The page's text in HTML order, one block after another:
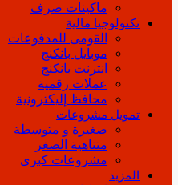
ماكينات صرف
تكنولوجيا مالية
القومى للمدفوعات
موبايل بانكنج
انترنت بانكنج
عملات رقمية
محافظ إليكترونية
تمويل مشروعات
صغيرة و متوسطة
متناهية الصغر
مشروعات كبرى
المزيد